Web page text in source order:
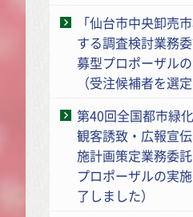
「仙台市中央卸売
する調査検討業務
募型プロポーザル
（受注候補者を選
第40回全国都市緑
観客誘致・広報宣
施計画策定業務委
プロポーザルの実
了しました）